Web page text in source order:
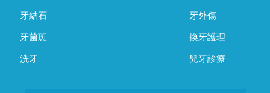
牙結石
牙菌斑
洗牙
牙外傷
換牙護理
兒牙診療